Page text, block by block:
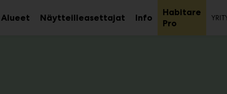
AlueetAvaaNäytteilleasettajat InfoAvaa
Habitare
Pro
Avaa